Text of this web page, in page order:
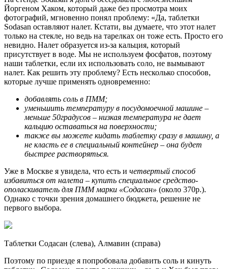
Йоргеном Хаком, который даже без просмотра моих
фотографий, мгновенно понял проблему: «Да, таблетки
Sodasan оставляют налет. Кстати, вы думаете, что этот налет
только на стекле, но ведь на тарелках он тоже есть. Просто его
невидно. Налет образуется из-за кальция, который
присутствует в воде. Мы не используем фосфатов, поэтому
наши таблетки, если их использовать соло, не вымывают
налет. Как решить эту проблему? Есть несколько способов,
которые лучше применять одновременно:
добавлять соль в ПММ;
уменьшить температуру в посудомоечной машине –
меньше 50градусов – низкая температура не дает
кальцию оставаться на поверхности;
также вы можете кидать таблетку сразу в машину, а
не класть ее в специальный контейнер – она будет
быстрее растворяться.
Уже в Москве я увидела, что есть и четвертый способ
избавиться от налета – купить специальное средство-
ополаскиватель для ПММ марки «Содасан» (около 370р.).
Однако с точки зрения домашнего бюджета, решение не
первого выбора.
Таблетки Содасан (слева), Алмавин (справа)
Поэтому по приезде я попробовала добавить соль и кинуть